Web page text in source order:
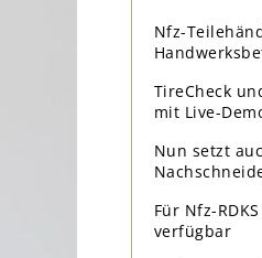
Nfz-
TireCheck
mit Live-
Nun setzt
Für Nfz-
verfügbar